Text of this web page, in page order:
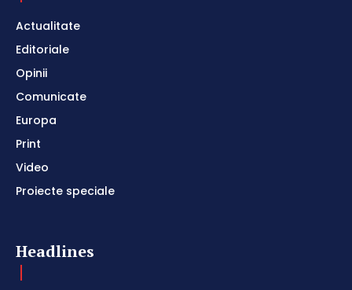
Actualitate
Editoriale
Opinii
Comunicate
Europa
Print
Video
Proiecte speciale
Headlines